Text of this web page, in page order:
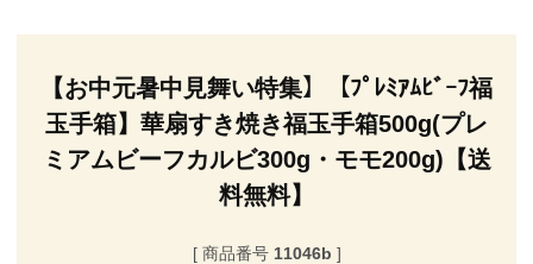
【お中元暑中見舞い特集】【ﾌﾟﾚﾐｱﾑﾋﾞｰﾌ福
玉手箱】華扇すき焼き福玉手箱500g(プレ
ミアムビーフカルビ300g・モモ200g)【送
料無料】
商品番号 11046b